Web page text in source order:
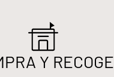
Y RECOGE